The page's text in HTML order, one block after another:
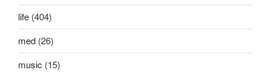
life (404)
med (26)
music (15)